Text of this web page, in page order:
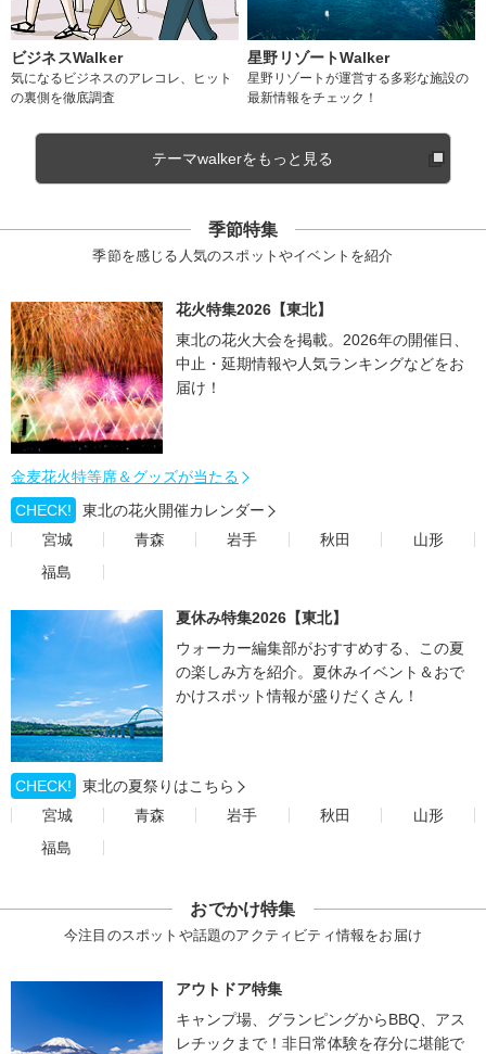
ビジネスWalker
気になるビジネスのアレコレ、ヒット
の裏側を徹底調査
星野リゾートWalker
星野リゾートが運営する多彩な施設の
最新情報をチェック！
テーマwalkerをもっと見る
季節特集
季節を感じる人気のスポットやイベントを紹介
花火特集2026【東北】
東北の花火大会を掲載。2026年の開催日、
中止・延期情報や人気ランキングなどをお
届け！
金麦花火特等席＆グッズが当たる
CHECK!
東北の花火開催カレンダー
宮城
青森 岩手 秋田
山形
福島
夏休み特集2026【東北】
ウォーカー編集部がおすすめする、この夏
の楽しみ方を紹介。夏休みイベント＆おで
かけスポット情報が盛りだくさん！
CHECK!
東北の夏祭りはこちら
宮城
青森 岩手 秋田
山形
福島
おでかけ特集
今注目のスポットや話題のアクティビティ情報をお届け
アウトドア特集
キャンプ場、グランピングからBBQ、アス
レチックまで！非日常体験を存分に堪能で